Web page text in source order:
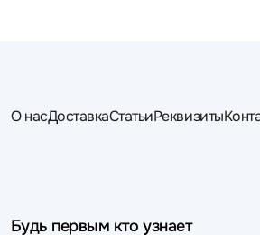
О насДоставкаСтатьиРеквизиты
Будь первым кто узнает